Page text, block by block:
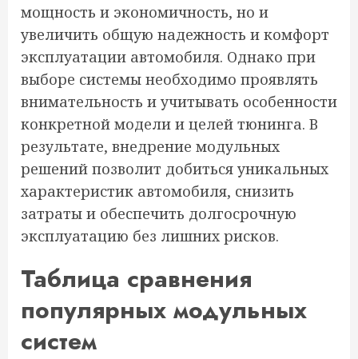
мощность и экономичность, но и
увеличить общую надежность и комфорт
эксплуатации автомобиля. Однако при
выборе системы необходимо проявлять
внимательность и учитывать особенности
конкретной модели и целей тюнинга. В
результате, внедрение модульных
решений позволит добиться уникальных
характеристик автомобиля, снизить
затраты и обеспечить долгосрочную
эксплуатацию без лишних рисков.
Таблица сравнения
популярных модульных
систем